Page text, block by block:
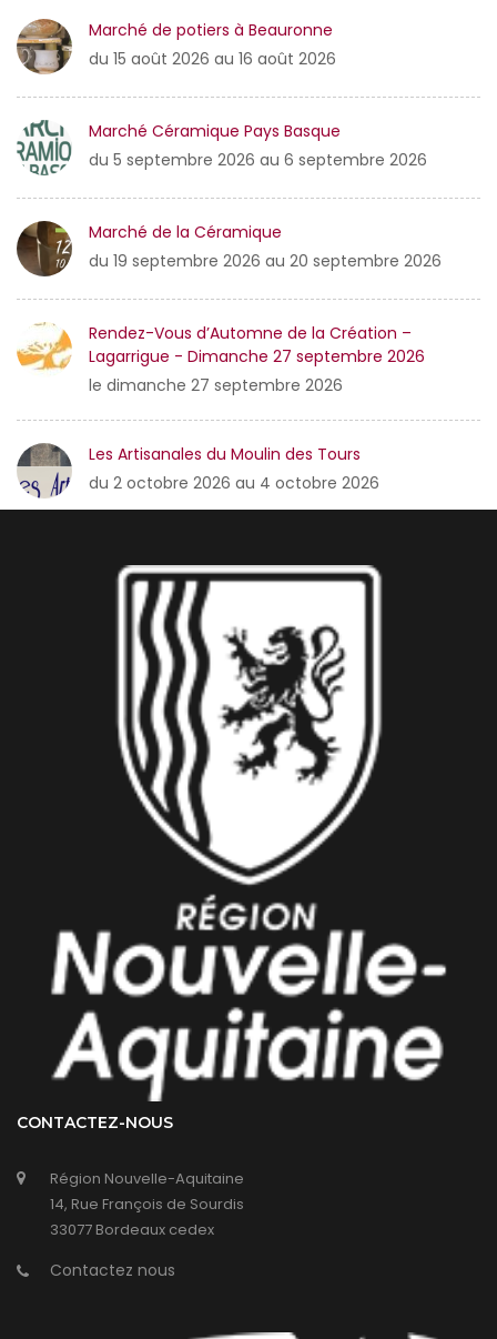
Marché de potiers à Beauronne
du 15 août 2026 au 16 août 2026
Marché Céramique Pays Basque
du 5 septembre 2026 au 6 septembre 2026
Marché de la Céramique
du 19 septembre 2026 au 20 septembre 2026
Rendez-Vous d’Automne de la Création –
Lagarrigue - Dimanche 27 septembre 2026
le dimanche 27 septembre 2026
Les Artisanales du Moulin des Tours
du 2 octobre 2026 au 4 octobre 2026
CONTACTEZ-NOUS
Région Nouvelle-Aquitaine
14, Rue François de Sourdis
33077 Bordeaux cedex
Contactez nous